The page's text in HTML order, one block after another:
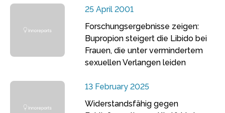
25 April 2001
Forschungsergebnisse zeigen:
Bupropion steigert die Libido bei
Frauen, die unter vermindertem
sexuellen Verlangen leiden
13 February 2025
Widerstandsfähig gegen